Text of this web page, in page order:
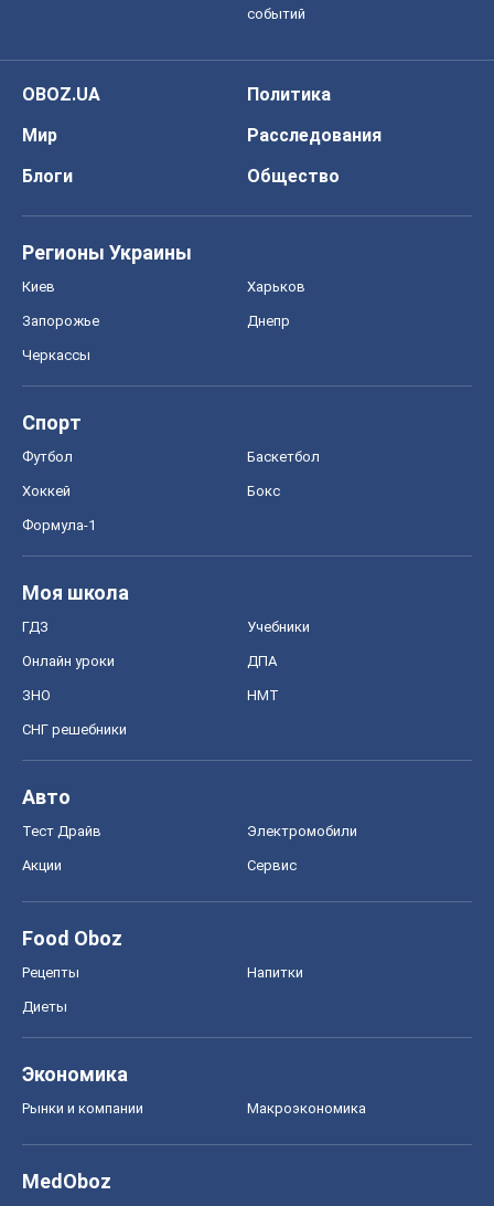
событий
OBOZ.UA
Политика
Мир
Расследования
Блоги
Общество
Регионы Украины
Киев Харьков
Запорожье Днепр
Черкассы
Спорт
Футбол Баскетбол
Хоккей Бокс
Формула-1
Моя школа
ГДЗ Учебники
Онлайн уроки ДПА
ЗНО НМТ
СНГ решебники
Авто
Тест Драйв Электромобили
Акции Сервис
Food Oboz
Рецепты Напитки
Диеты
Экономика
Рынки и компании Mакроэкономика
MedOboz